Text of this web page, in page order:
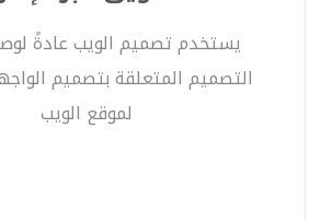
يستخدم تصميم الويب عادةً
التصميم المتعلقة بتصميم
لموقع الويب